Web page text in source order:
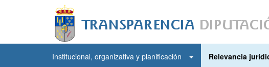
Institucional, organizativa y planificación Relevancia